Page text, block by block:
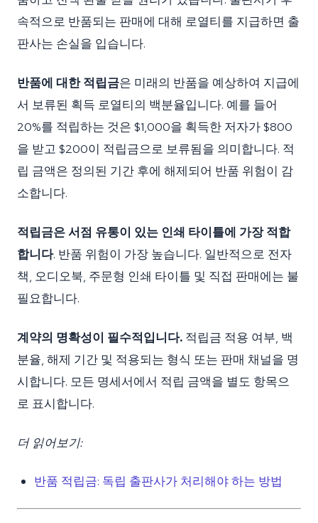
속적으로 반품되는 판매에 대해 로열티를 지급하면 출
판사는 손실을 입습니다.
반품에 대한 적립금은 미래의 반품을 예상하여 지급에
서 보류된 획득 로열티의 백분율입니다. 예를 들어
20%를 적립하는 것은 $1,000을 획득한 저자가 $800
을 받고 $200이 적립금으로 보류됨을 의미합니다. 적
립 금액은 정의된 기간 후에 해제되어 반품 위험이 감
소합니다.
적립금은 서점 유통이 있는 인쇄 타이틀에 가장 적합
합니다. 반품 위험이 가장 높습니다. 일반적으로 전자
책, 오디오북, 주문형 인쇄 타이틀 및 직접 판매에는 불
필요합니다.
계약의 명확성이 필수적입니다. 적립금 적용 여부, 백
분율, 해제 기간 및 적용되는 형식 또는 판매 채널을 명
시합니다. 모든 명세서에서 적립 금액을 별도 항목으
로 표시합니다.
더 읽어보기:
반품 적립금: 독립 출판사가 처리해야 하는 방법